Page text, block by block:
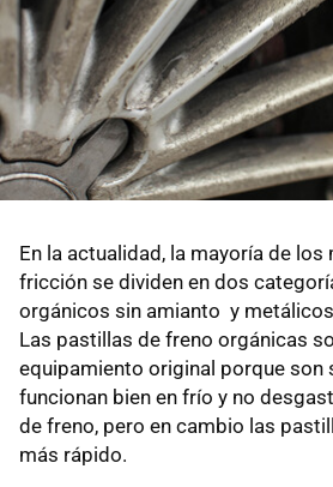
En la actualidad, la mayoría de los
fricción se dividen en dos
orgánicos sin amianto y
Las pastillas de freno orgánicas
equipamiento original porque son
funcionan bien en frío y no
de freno, pero en cambio las
más rápido.